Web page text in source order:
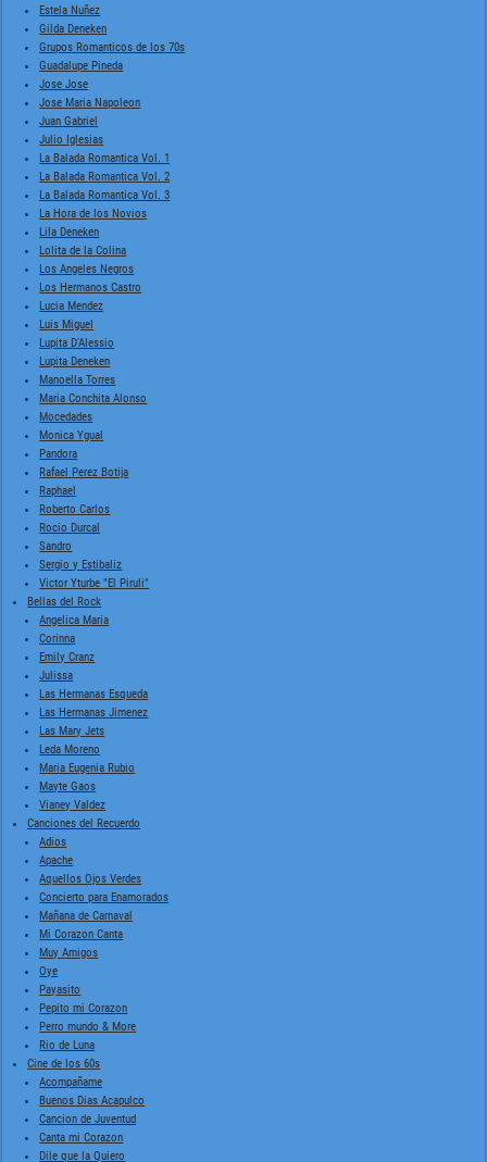
Estela Nuñez
Gilda Deneken
Grupos Romanticos de los 70s
Guadalupe Pineda
Jose Jose
Jose Maria Napoleon
Juan Gabriel
Julio Iglesias
La Balada Romantica Vol. 1
La Balada Romantica Vol. 2
La Balada Romantica Vol. 3
La Hora de los Novios
Lila Deneken
Lolita de la Colina
Los Angeles Negros
Los Hermanos Castro
Lucia Mendez
Luis Miguel
Lupita D'Alessio
Lupita Deneken
Manoella Torres
Maria Conchita Alonso
Mocedades
Monica Ygual
Pandora
Rafael Perez Botija
Raphael
Roberto Carlos
Rocio Durcal
Sandro
Sergio y Estibaliz
Victor Yturbe "El Piruli"
Bellas del Rock
Angelica Maria
Corinna
Emily Cranz
Julissa
Las Hermanas Esqueda
Las Hermanas Jimenez
Las Mary Jets
Leda Moreno
Maria Eugenia Rubio
Mayte Gaos
Vianey Valdez
Canciones del Recuerdo
Adios
Apache
Aquellos Ojos Verdes
Concierto para Enamorados
Mañana de Carnaval
Mi Corazon Canta
Muy Amigos
Oye
Payasito
Pepito mi Corazon
Perro mundo & More
Rio de Luna
Cine de los 60s
Acompañame
Buenos Dias Acapulco
Cancion de Juventud
Canta mi Corazon
Dile que la Quiero